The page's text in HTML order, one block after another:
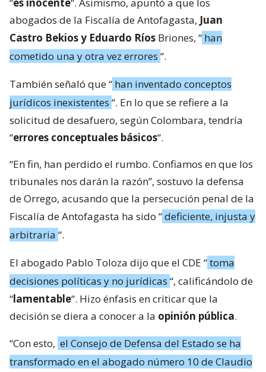
abogados de la Fiscalía de Antofagasta, Juan
Castro Bekios y Eduardo Ríos Briones, “ han
cometido una y otra vez errores “.
También señaló que “ han inventado conceptos
jurídicos inexistentes “. En lo que se refiere a la
solicitud de desafuero, según Colombara, tendría
“errores conceptuales básicos“.
“En fin, han perdido el rumbo. Confiamos en que los
tribunales nos darán la razón”, sostuvo la defensa
de Orrego, acusando que la persecución penal de la
Fiscalía de Antofagasta ha sido “deficiente, injusta y
arbitraria “.
El abogado Pablo Toloza dijo que el CDE “toma
decisiones políticas y no jurídicas “, calificándolo de
“lamentable“. Hizo énfasis en criticar que la
decisión se diera a conocer a la opinión pública.
“Con esto, el Consejo de Defensa del Estado se ha
transformado en el abogado número 10 de Claudio